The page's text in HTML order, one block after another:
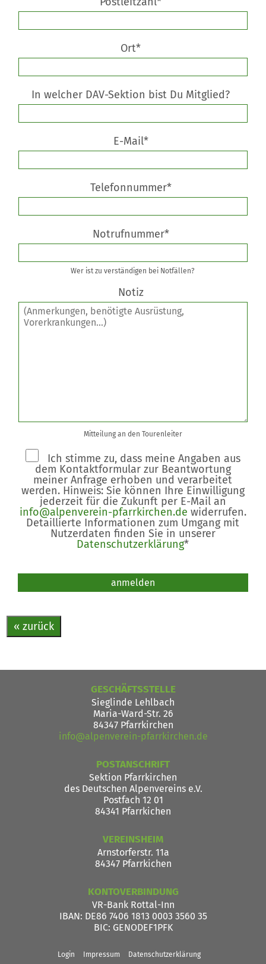
Ort*
In welcher DAV-Sektion bist Du Mitglied?
E-Mail*
Telefonnummer*
Notrufnummer*
Wer ist zu verständigen bei Notfällen?
Notiz
Mitteilung an den Tourenleiter
Ich stimme zu, dass meine Angaben aus
dem Kontaktformular zur Beantwortung
meiner Anfrage erhoben und verarbeitet
werden. Hinweis: Sie können Ihre Einwilligung
jederzeit für die Zukunft per E-Mail an
info@alpenverein-pfarrkirchen.de widerrufen.
Detaillierte Informationen zum Umgang mit
Nutzerdaten finden Sie in unserer
Datenschutzerklärung*
Bitte nicht ausfüllen.anmelden
« zurück
GESCHÄFTSSTELLE
Sieglinde Lehlbach
Maria-Ward-Str. 26
84347 Pfarrkirchen
info@alpenverein-pfarrkirchen.de
POSTANSCHRIFT
Sektion Pfarrkirchen
des Deutschen Alpenvereins e.V.
Postfach 12 01
84341 Pfarrkichen
VEREINSHEIM
Arnstorferstr. 11a
84347 Pfarrkichen
KONTOVERBINDUNG
VR-Bank Rottal-Inn
IBAN: DE86 7406 1813 0003 3560 35
BIC: GENODEF1PFK
Login Impressum Datenschutzerklärung